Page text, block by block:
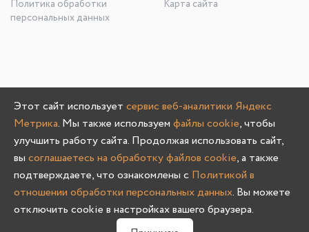
Политика обработки
персональных данных
Карта сайта
ООО «УЮТНО И ТОЧКА», ОГРН: 1245200020636
603107, Нижегородская область, г. Нижний Новгород, пр-
кт Гагарина, д. 178/1
Олмеко © 2004 -2026
Этот сайт использует сервис веб-аналитики Яндекс
Метрика. Мы также используем файлы cookie, чтобы
улучшить работу сайта. Продолжая использовать сайт,
вы соглашаетесь на обработку файлов cookie, а также
подтверждаете, что ознакомлены с Политикой в
отношении обработки персональных данных. Вы можете
отключить cookie в настройках вашего браузера.